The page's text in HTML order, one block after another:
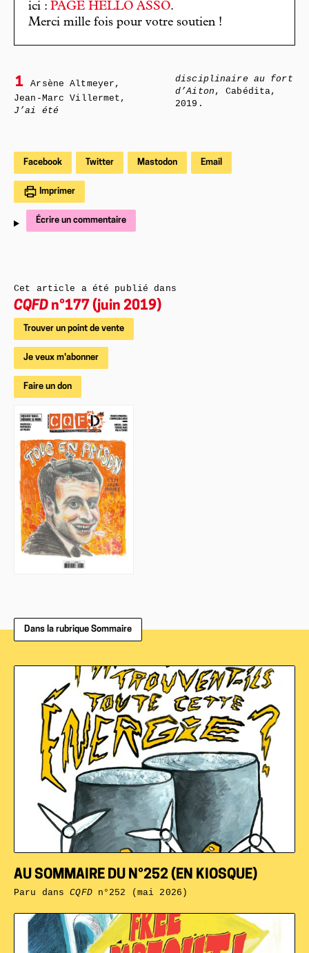
ici : PAGE HELLO ASSO.
Merci mille fois pour votre soutien !
1
Arsène Altmeyer,
Jean-Marc Villermet,
J’ai été
disciplinaire au fort
d’Aiton , Cabédita,
2019.
Facebook Twitter Mastodon Email
Imprimer
Écrire un commentaire
Cet article a été publié dans
CQFD n°177 (juin 2019)
Trouver un point de vente
Je veux m'abonner
Faire un don
Dans la rubrique Sommaire
AU SOMMAIRE DU N°252 (EN KIOSQUE)
Paru dansCQFDn°252 (mai 2026)